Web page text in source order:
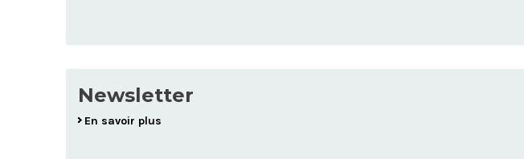
Newsletter
En savoir plus